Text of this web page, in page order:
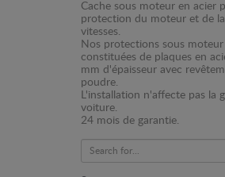
Cache sous moteur en acier
protection du moteur et de
vitesses.
Nos protections sous
constituées de plaques en
mm d'épaisseur avec
poudre.
L'installation n'affecte pas la
voiture.
24 mois de garantie.